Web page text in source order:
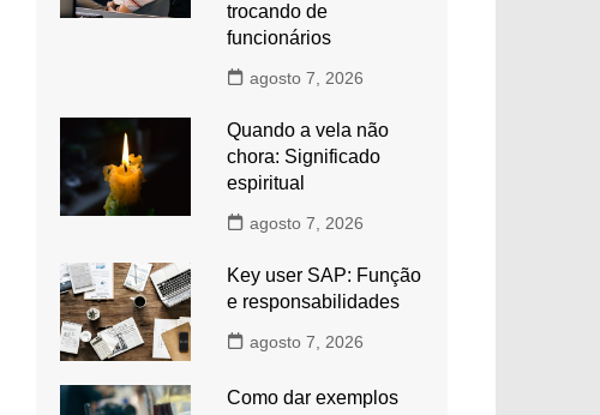
trocando de
funcionários
agosto 7, 2026
Quando a vela não
chora: Significado
espiritual
agosto 7, 2026
Key user SAP: Função
e responsabilidades
agosto 7, 2026
Como dar exemplos